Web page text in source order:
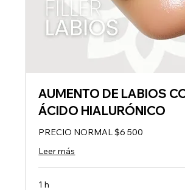
AUMENTO DE LABIOS
ÁCIDO HIALURÓNICO
PRECIO NORMAL $6 500
Leer más
1 h